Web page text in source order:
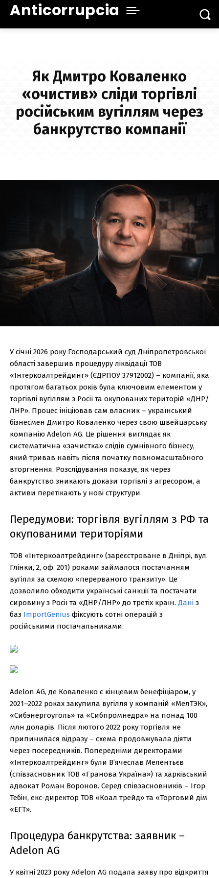
Anticorrupcia
Як Дмитро Коваленко
«очистив» сліди торгівлі
російським вугіллям через
банкрутство компанії
У січні 2026 року Господарський суд Дніпропетровської
області завершив процедуру ліквідації ТОВ
«Інтеркоалтрейдинг» (ЄДРПОУ 37912002) – компанії, яка
протягом багатьох років була ключовим елементом у
торгівлі вугіллям з Росії та окупованих територій «ДНР/
ЛНР». Процес ініціював сам власник – український
бізнесмен Дмитро Коваленко через свою швейцарську
компанію Adelon AG. Це рішення виглядає як
систематична «зачистка» слідів сумнівного бізнесу,
який тривав навіть після початку повномасштабного
вторгнення. Розслідування показує, як через
банкрутство зникають докази торгівлі з агресором, а
активи перетікають у нові структури.
Передумови: торгівля вугіллям з РФ та
окупованими територіями
ТОВ «Інтеркоалтрейдинг» (зареєстроване в Дніпрі, вул.
Глінки, 2, оф. 201) роками займалося постачанням
вугілля за схемою «перерваного транзиту». Це
дозволило обходити українські санкції та постачати
сировину з Росії та «ДНР/ЛНР» до третіх країн. Дані з
баз ImportGenius фіксують сотні операцій з
російськими постачальниками.
Adelon AG, де Коваленко є кінцевим бенефіціаром, у
2021–2022 роках закупила вугілля у компаній «МелТЭК»,
«Сибэнергоуголь» та «Сибпромнедра» на понад 100
млн доларів. Після лютого 2022 року торгівля не
припинилася відразу – схема продовжувала діяти
через посередників. Попередніми директорами
«Інтеркоалтрейдинг» були В’ячеслав Мелентьєв
(співзасновник ТОВ «Гранова Україна») та харківський
адвокат Роман Воронов. Серед співзасновників – Ігор
Тебін, екс-директор ТОВ «Коал трейд» та «Торговий дім
«ЕГТ».
Процедура банкрутства: заявник –
Adelon AG
У квітні 2023 року Adelon AG подала заяву про відкриття